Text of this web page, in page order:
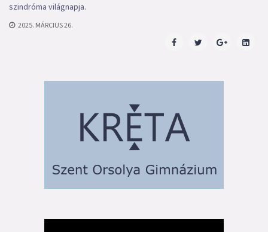
szindróma világnapja.
2025. MÁRCIUS 26.